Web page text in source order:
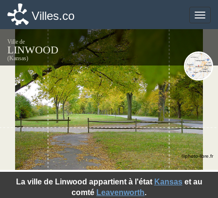
Toggle
Villes.co
Ville de
LINWOOD
(Kansas)
La ville de Linwood appartient à l'état Kansaset au
comté Leavenworth.
©photo-libre.fr
Toggle
Villes.co